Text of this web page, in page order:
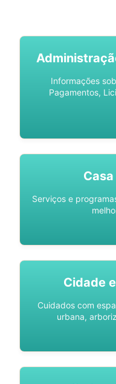
Informações
Pagamentos,
Serviços e
Cidade
Cuidados com
urbana,